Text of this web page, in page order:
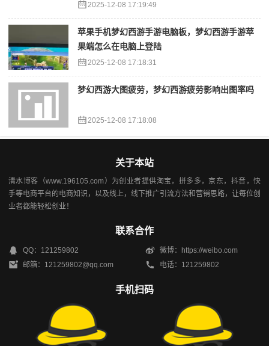
2025-12-08 17:19:49
苹果手机梦幻西游手游电脑板，梦幻西游手游苹
果端怎么在电脑上登陆
2025-12-08 17:18:31
梦幻西游大图疲劳，梦幻西游疲劳影响出图率吗
2025-12-08 17:18:08
关于本站
清水博客（www.196105.com）为创业者提供淘宝，拼多多，京东，抖音，快
手等电商平台的电商知识，以及线上，线下推广引流方法和营销思路，让每位创
业者都能轻松创业！
联系合作
QQ：121259802
微博：https://weibo.com
邮箱：121259802@qq.com
电话：121259802
手机扫码